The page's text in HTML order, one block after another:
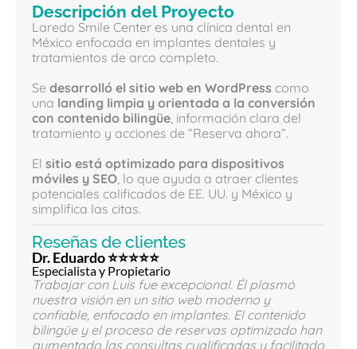
Descripción del Proyecto
Laredo Smile Center es una clínica dental en
México enfocada en implantes dentales y
tratamientos de arco completo.
Se desarrolló el sitio web en WordPress como
una landing limpia y orientada a la conversión
con contenido bilingüe , información clara del
tratamiento y acciones de “Reserva ahora”.
El sitio está optimizado para dispositivos
móviles y SEO , lo que ayuda a atraer clientes
potenciales calificados de EE. UU. y México y
simplifica las citas.
Reseñas de clientes
Dr. Eduardo ⭐⭐⭐⭐⭐
Especialista y Propietario
Trabajar con Luis fue excepcional. Él plasmó
nuestra visión en un sitio web moderno y
confiable, enfocado en implantes. El contenido
bilingüe y el proceso de reservas optimizado han
aumentado las consultas cualificadas y facilitado